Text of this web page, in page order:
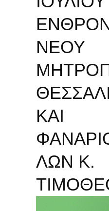
ΝΕΟΥ
ΚΑΙ
ΛΩΝ Κ.